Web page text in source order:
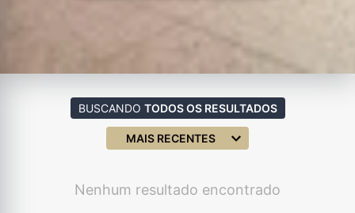
BUSCANDO TODOS OS RESULTADOS
MAIS RECENTES
Nenhum resultado encontrado